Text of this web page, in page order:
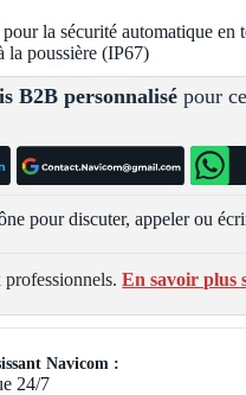
la sécurité automatique en
la poussière (IP67)
B2B personnalisé pour
pour discuter, appeler ou
professionnels.En savoir plus
Navicom :
24/7